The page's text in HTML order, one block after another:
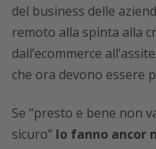
del business delle
remoto alla spinta alla
dall’ecommerce
che ora devono essere
Se “presto e bene non
sicuro” lo fanno ancor